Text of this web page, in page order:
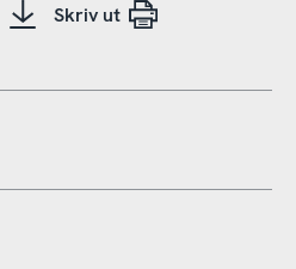
Skriv ut